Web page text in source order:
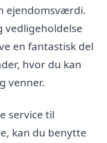
ejendomsværdi.
vedligeholdelse
en fantastisk del
hvor du kan
venner.
service til
kan du benytte